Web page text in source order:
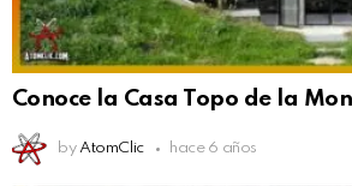
Conoce la Casa Topo de la
by AtomClic hace 6 años